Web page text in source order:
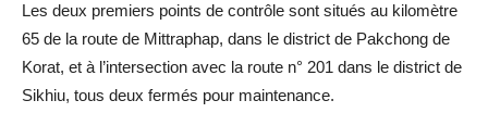
Les deux premiers points de contrôle sont situés au kilomètre
65 de la route de Mittraphap, dans le district de Pakchong de
Korat, et à l’intersection avec la route n° 201 dans le district de
Sikhiu, tous deux fermés pour maintenance.